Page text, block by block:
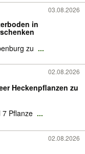
03.08.2026
in
zu ...
02.08.2026
Heckenpflanzen zu
7 Pflanze ...
02.08.2026